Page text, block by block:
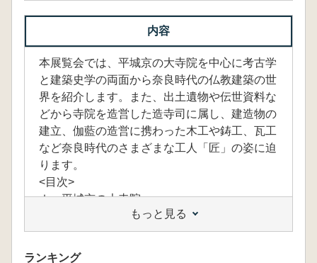
内容
本展覧会では、平城京の大寺院を中心に考古学
と建築史学の両面から奈良時代の仏教建築の世
界を紹介します。また、出土遺物や伝世資料な
どから寺院を造営した造寺司に属し、建造物の
建立、伽藍の造営に携わった木工や鋳工、瓦工
など奈良時代のさまざまな工人「匠」の姿に迫
ります。
<目次>
Ⅰ 平城京の大寺院
Ⅱ 奈良時代の匠たち
Ⅲ 絵図にみる奈良時代の伽藍
考論偏
もっと見る
ランキング